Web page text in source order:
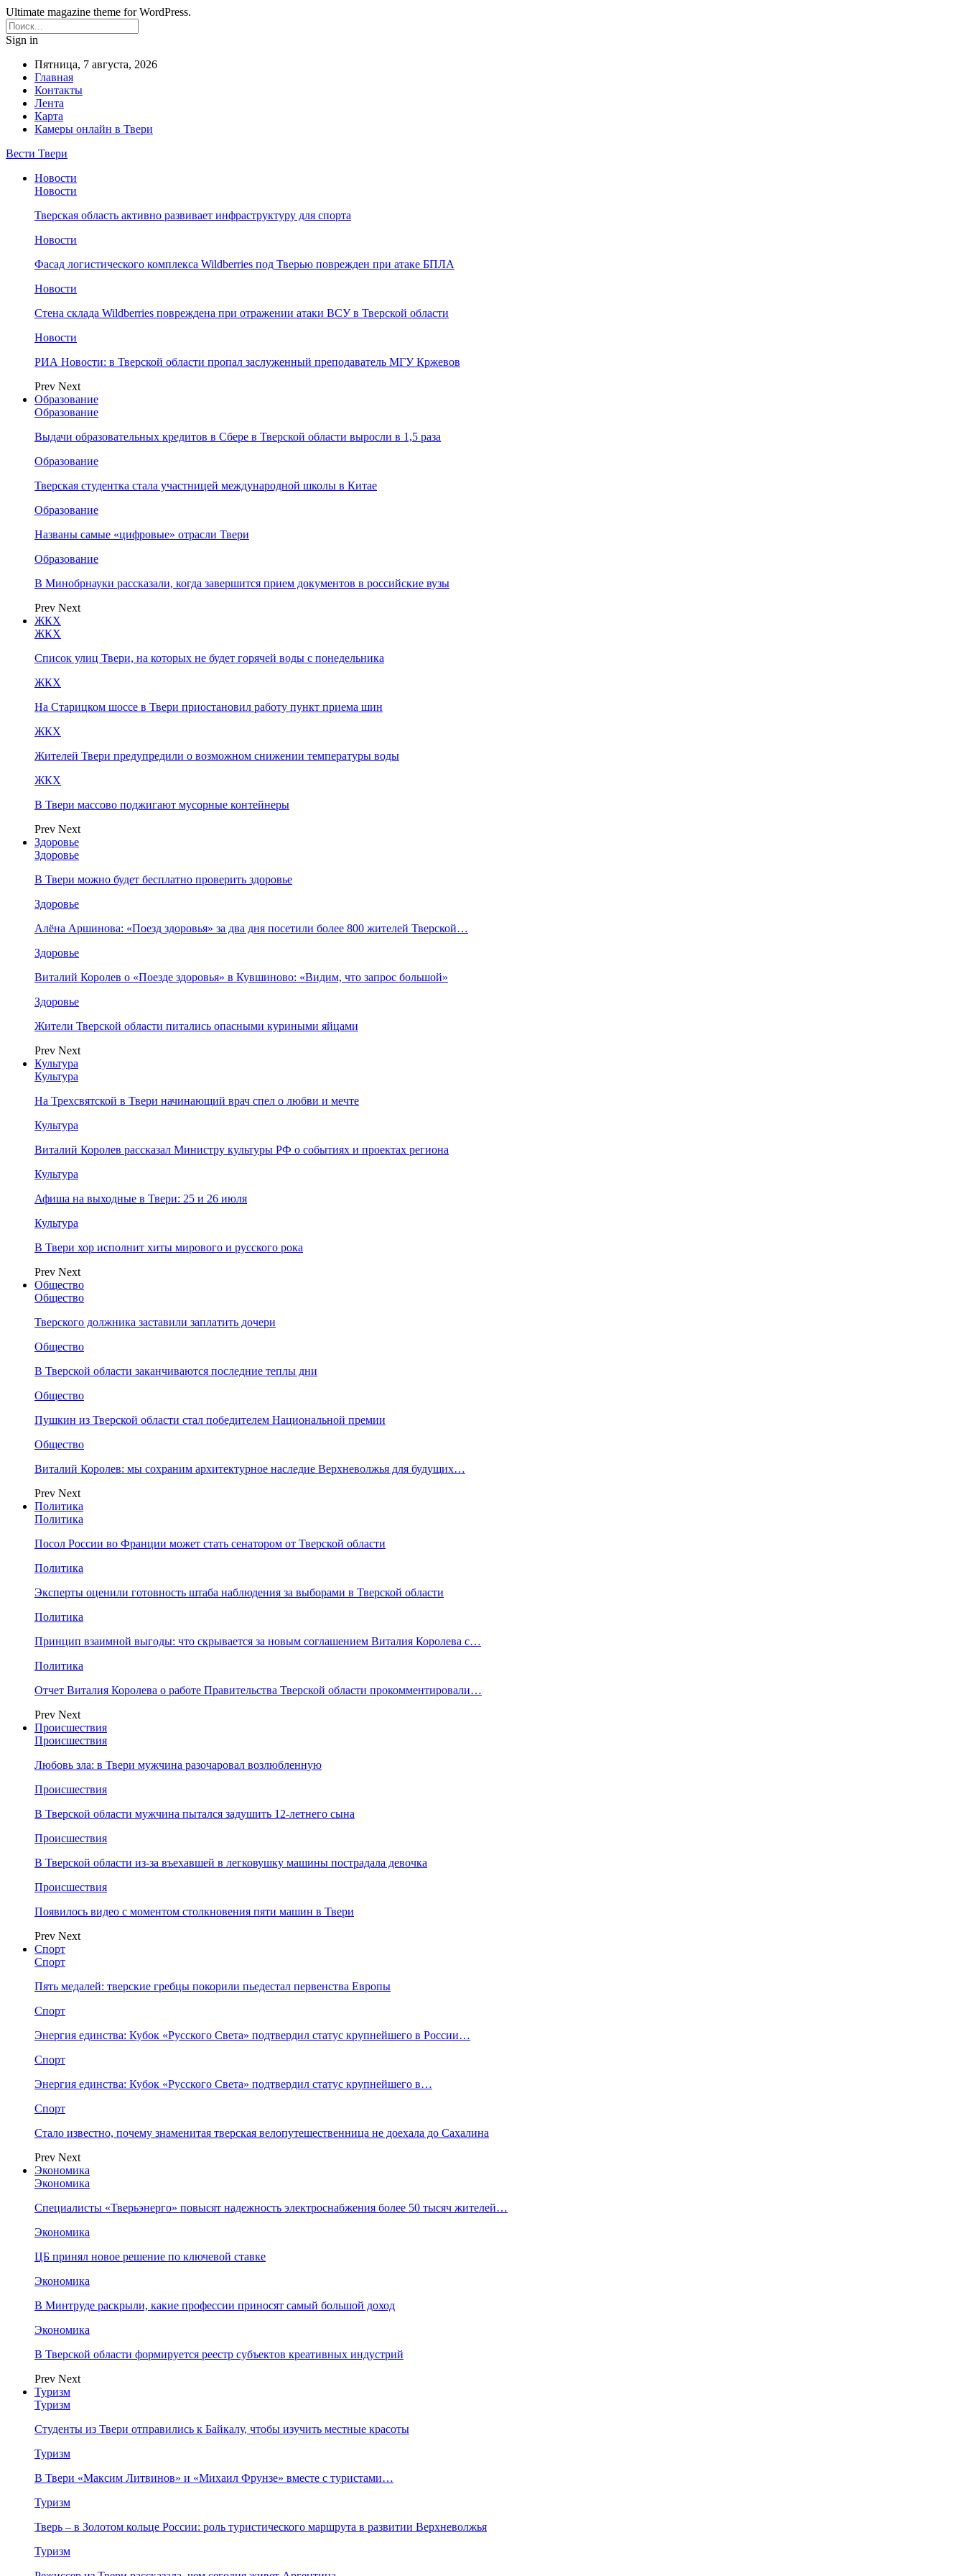
Ultimate magazine theme for WordPress.
Sign in
Пятница, 7 августа, 2026
Главная
Контакты
Лента
Карта
Камеры онлайн в Твери
Вести Твери
Новости
Новости
Тверская область активно развивает инфраструктуру для спорта
Новости
Фасад логистического комплекса Wildberries под Тверью поврежден при атаке БПЛА
Новости
Стена склада Wildberries повреждена при отражении атаки ВСУ в Тверской области
Новости
РИА Новости: в Тверской области пропал заслуженный преподаватель МГУ Кржевов
Prev Next
Образование
Образование
Выдачи образовательных кредитов в Сбере в Тверской области выросли в 1,5 раза
Образование
Тверская студентка стала участницей международной школы в Китае
Образование
Названы самые «цифровые» отрасли Твери
Образование
В Минобрнауки рассказали, когда завершится прием документов в российские вузы
Prev Next
ЖКХ
ЖКХ
Список улиц Твери, на которых не будет горячей воды с понедельника
ЖКХ
На Старицком шоссе в Твери приостановил работу пункт приема шин
ЖКХ
Жителей Твери предупредили о возможном снижении температуры воды
ЖКХ
В Твери массово поджигают мусорные контейнеры
Prev Next
Здоровье
Здоровье
В Твери можно будет бесплатно проверить здоровье
Здоровье
Алёна Аршинова: «Поезд здоровья» за два дня посетили более 800 жителей Тверской…
Здоровье
Виталий Королев о «Поезде здоровья» в Кувшиново: «Видим, что запрос большой»
Здоровье
Жители Тверской области питались опасными куриными яйцами
Prev Next
Культура
Культура
На Трехсвятской в Твери начинающий врач спел о любви и мечте
Культура
Виталий Королев рассказал Министру культуры РФ о событиях и проектах региона
Культура
Афиша на выходные в Твери: 25 и 26 июля
Культура
В Твери хор исполнит хиты мирового и русского рока
Prev Next
Общество
Общество
Тверского должника заставили заплатить дочери
Общество
В Тверской области заканчиваются последние теплы дни
Общество
Пушкин из Тверской области стал победителем Национальной премии
Общество
Виталий Королев: мы сохраним архитектурное наследие Верхневолжья для будущих…
Prev Next
Политика
Политика
Посол России во Франции может стать сенатором от Тверской области
Политика
Эксперты оценили готовность штаба наблюдения за выборами в Тверской области
Политика
Принцип взаимной выгоды: что скрывается за новым соглашением Виталия Королева с…
Политика
Отчет Виталия Королева о работе Правительства Тверской области прокомментировали…
Prev Next
Происшествия
Происшествия
Любовь зла: в Твери мужчина разочаровал возлюбленную
Происшествия
В Тверской области мужчина пытался задушить 12-летнего сына
Происшествия
В Тверской области из-за въехавшей в легковушку машины пострадала девочка
Происшествия
Появилось видео с моментом столкновения пяти машин в Твери
Prev Next
Спорт
Спорт
Пять медалей: тверские гребцы покорили пьедестал первенства Европы
Спорт
Энергия единства: Кубок «Русского Света» подтвердил статус крупнейшего в России…
Спорт
Энергия единства: Кубок «Русского Света» подтвердил статус крупнейшего в…
Спорт
Стало известно, почему знаменитая тверская велопутешественница не доехала до Сахалина
Prev Next
Экономика
Экономика
Специалисты «Тверьэнерго» повысят надежность электроснабжения более 50 тысяч жителей…
Экономика
ЦБ принял новое решение по ключевой ставке
Экономика
В Минтруде раскрыли, какие профессии приносят самый большой доход
Экономика
В Тверской области формируется реестр субъектов креативных индустрий
Prev Next
Туризм
Туризм
Студенты из Твери отправились к Байкалу, чтобы изучить местные красоты
Туризм
В Твери «Максим Литвинов» и «Михаил Фрунзе» вместе с туристами…
Туризм
Тверь – в Золотом кольце России: роль туристического маршрута в развитии Верхневолжья
Туризм